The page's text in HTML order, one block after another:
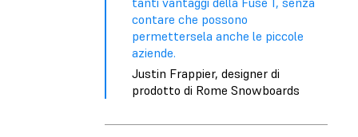
contare che possono
permettersela anche le piccole
aziende.
Justin Frappier, designer di
prodotto di Rome Snowboards